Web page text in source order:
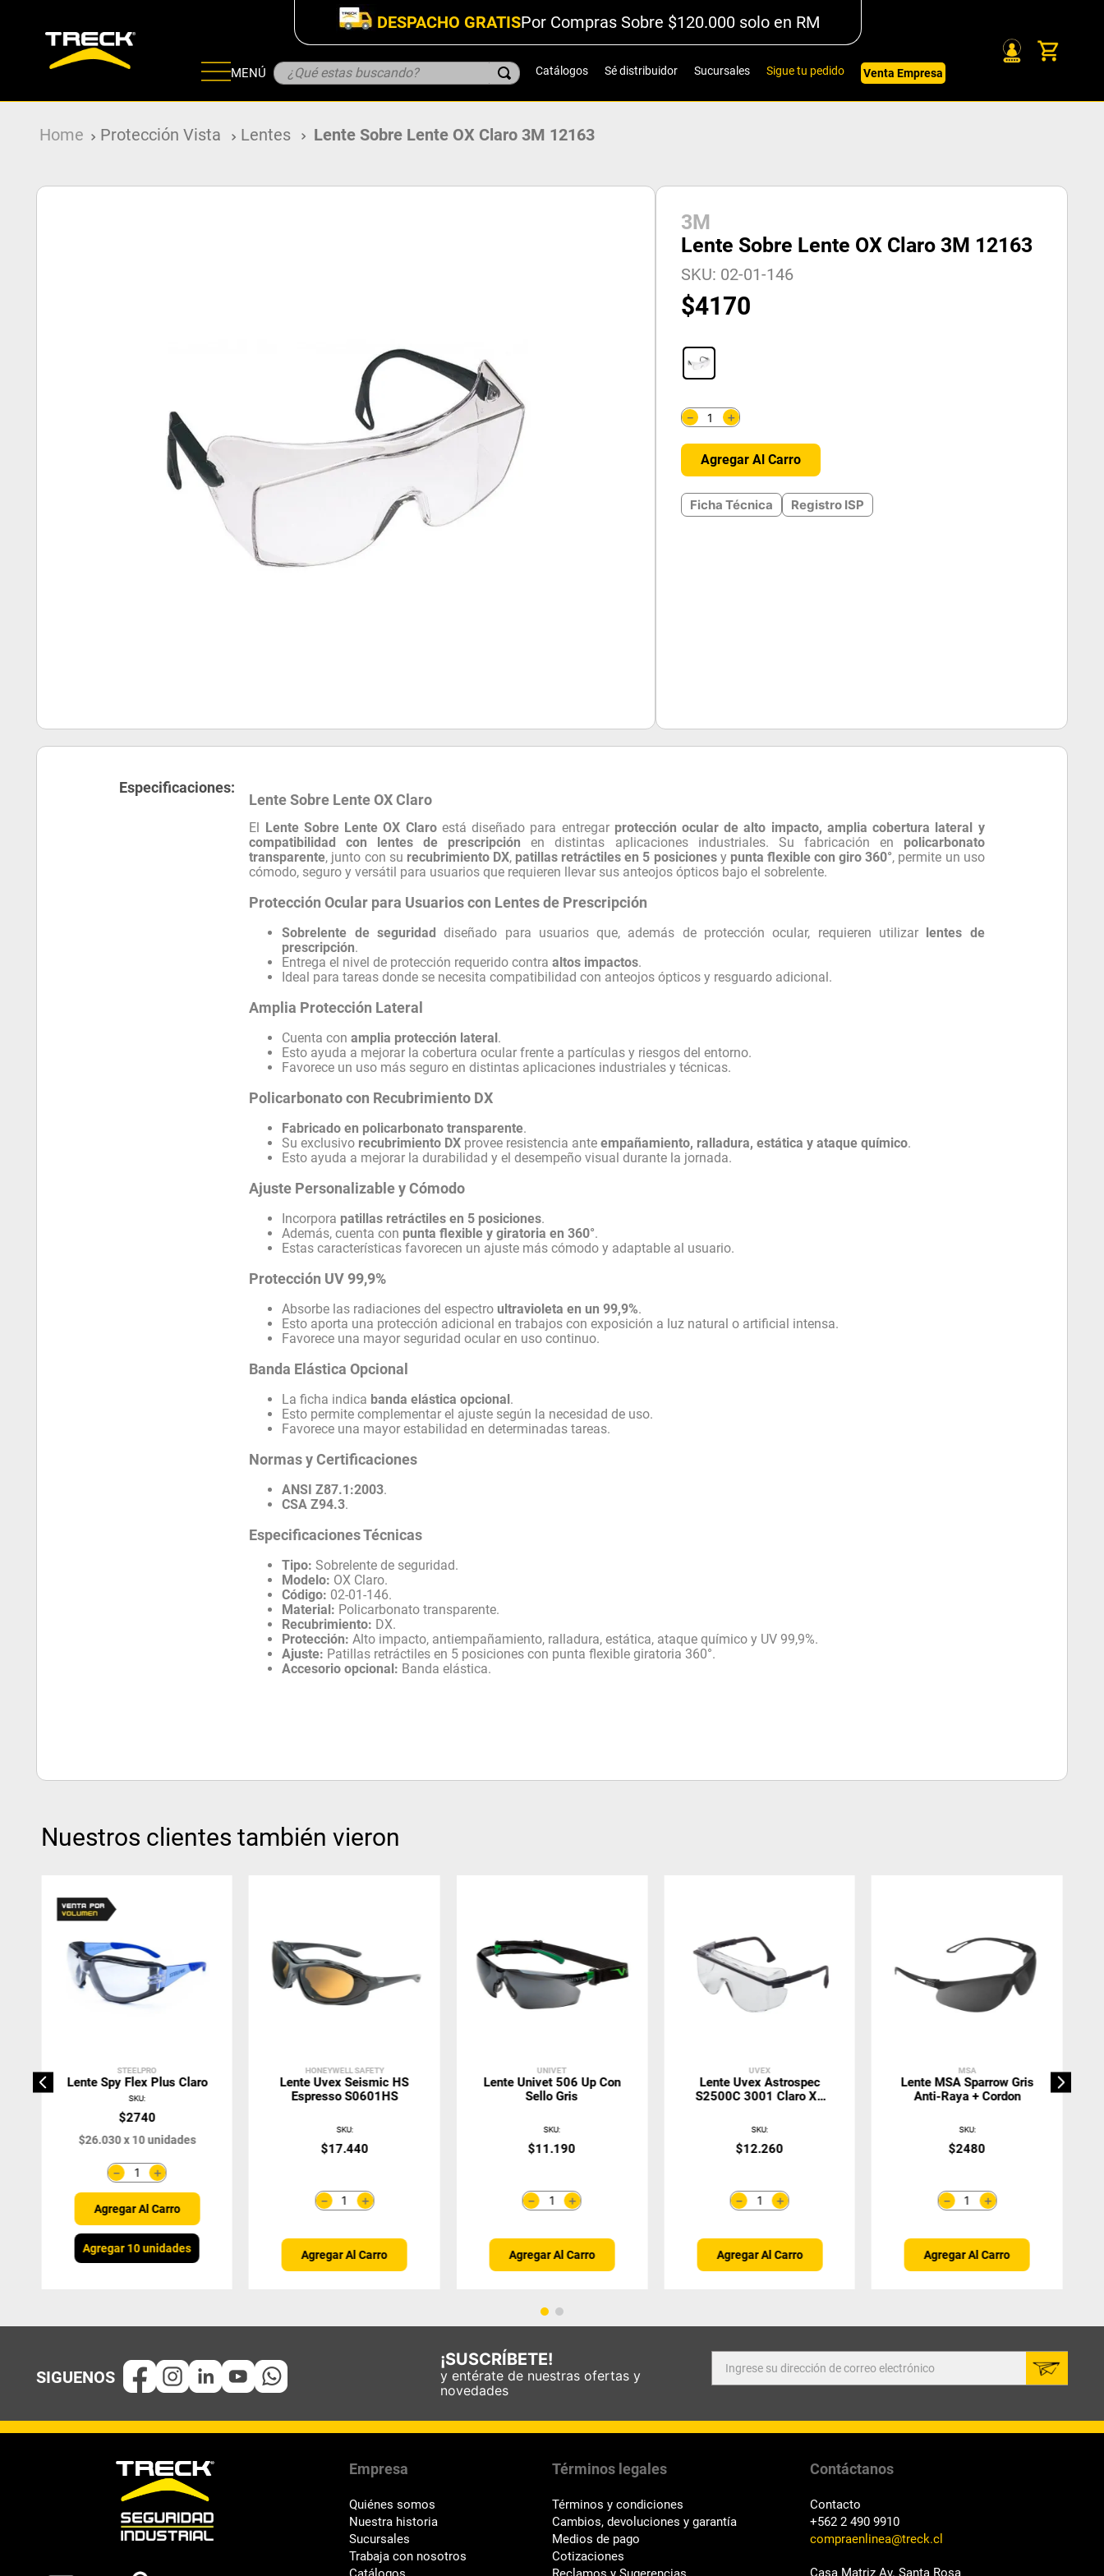
DESPACHO GRATISPor Compras Sobre $120.000 solo en RM
MENÚ ¿Qué estas buscando? Catálogos Sé distribuidor Sucursales Sigue tu pedido Venta Empresa
Protección Vista Lentes Lente Sobre Lente OX Claro 3M 12163
3M
Lente Sobre Lente OX Claro 3M 12163
SKU: 02-01-146
$4170
＋
－
Agregar Al Carro
Ficha Técnica Registro ISP
Especificaciones:
Lente Sobre Lente OX Claro
El Lente Sobre Lente OX Claroestá diseñado para entregar protección ocular de alto impacto, amplia cobertura lateral y
compatibilidad con lentes de prescripción en distintas aplicaciones industriales. Su fabricación en policarbonato
transparente, junto con su recubrimiento DX, patillas retráctiles en 5 posicionesy punta flexible con giro 360°, permite un uso
cómodo, seguro y versátil para usuarios que requieren llevar sus anteojos ópticos bajo el sobrelente.
Protección Ocular para Usuarios con Lentes de Prescripción
Sobrelente de seguridad diseñado para usuarios que, además de protección ocular, requieren utilizar lentes de
prescripción.
Entrega el nivel de protección requerido contraaltos impactos.
Ideal para tareas donde se necesita compatibilidad con anteojos ópticos y resguardo adicional.
Amplia Protección Lateral
Cuenta conamplia protección lateral.
Esto ayuda a mejorar la cobertura ocular frente a partículas y riesgos del entorno.
Favorece un uso más seguro en distintas aplicaciones industriales y técnicas.
Policarbonato con Recubrimiento DX
Fabricado en policarbonato transparente.
Su exclusivo recubrimiento DX provee resistencia anteempañamiento, ralladura, estática y ataque químico.
Esto ayuda a mejorar la durabilidad y el desempeño visual durante la jornada.
Ajuste Personalizable y Cómodo
Incorpora patillas retráctiles en 5 posiciones.
Además, cuenta con punta flexible y giratoria en 360°.
Estas características favorecen un ajuste más cómodo y adaptable al usuario.
Protección UV 99,9%
Absorbe las radiaciones del espectroultravioleta en un 99,9%.
Esto aporta una protección adicional en trabajos con exposición a luz natural o artificial intensa.
Favorece una mayor seguridad ocular en uso continuo.
Banda Elástica Opcional
La ficha indica banda elástica opcional.
Esto permite complementar el ajuste según la necesidad de uso.
Favorece una mayor estabilidad en determinadas tareas.
Normas y Certificaciones
ANSI Z87.1:2003.
CSA Z94.3.
Especificaciones Técnicas
Tipo: Sobrelente de seguridad.
Modelo: OX Claro.
Código: 02-01-146.
Material: Policarbonato transparente.
Recubrimiento: DX.
Protección: Alto impacto, antiempañamiento, ralladura, estática, ataque químico y UV 99,9%.
Ajuste: Patillas retráctiles en 5 posiciones con punta flexible giratoria 360°.
Accesorio opcional: Banda elástica.
Nuestros clientes también vieron
STEELPRO
Lente Spy Flex Plus Claro
SKU:
$2740
$26.030x10unidades
＋
－
Agregar Al Carro
Agregar 10 unidades
HONEYWELL SAFETY
Lente Uvex Seismic HS
Espresso S0601HS
SKU:
$17.440
＋
－
Agregar Al Carro
UNIVET
Lente Univet 506 Up Con
Sello Gris
SKU:
$11.190
＋
－
Agregar Al Carro
UVEX
Lente Uvex Astrospec
S2500C 3001 Claro XT
SKU:
$12.260
＋
－
Agregar Al Carro
MSA
Lente MSA Sparrow Gris
Anti-Raya + Cordon
SKU:
$2480
＋
－
Agregar Al Carro
¡SUSCRÍBETE!
y entérate de nuestras ofertas y
novedades
Empresa
Quiénes somos
Nuestra historia
Sucursales
Trabaja con nosotros
Términos legales
Términos y condiciones
Cambios, devoluciones y garantía
Medios de pago
Cotizaciones
Contáctanos
Contacto
+562 2 490 9910
compraenlinea@treck.cl
Casa Matriz Av. Santa Rosa